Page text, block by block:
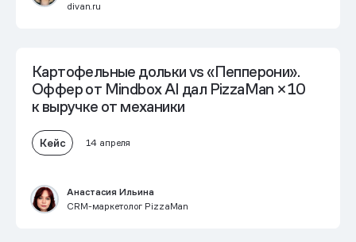
divan.ru
Картофельные дольки vs «Пепперони».
Оффер от Mindbox AI дал PizzaMan ×10
к выручке от механики
Кейс 14 апреля
Анастасия Ильина
CRM-маркетолог PizzaMan